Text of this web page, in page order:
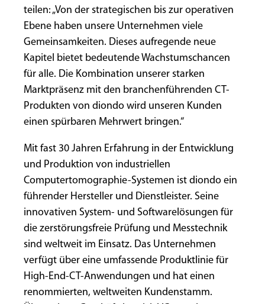
teilen: „Von der strategischen bis zur operativen
Ebene haben unsere Unternehmen viele
Gemeinsamkeiten. Dieses aufregende neue
Kapitel bietet bedeutende Wachstumschancen
für alle. Die Kombination unserer starken
Marktpräsenz mit den branchenführenden CT-
Produkten von diondo wird unseren Kunden
einen spürbaren Mehrwert bringen.“
Mit fast 30 Jahren Erfahrung in der Entwicklung
und Produktion von industriellen
Computertomographie-Systemen ist diondo ein
führender Hersteller und Dienstleister. Seine
innovativen System- und Softwarelösungen für
die zerstörungsfreie Prüfung und Messtechnik
sind weltweit im Einsatz. Das Unternehmen
verfügt über eine umfassende Produktlinie für
High-End-CT-Anwendungen und hat einen
renommierten, weltweiten Kundenstamm.